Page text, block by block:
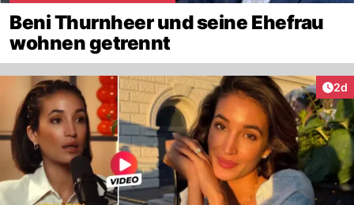
Beni Thurnheer und seine Ehefrau
wohnen getrennt
2d